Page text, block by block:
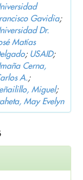
Gavidia;
Dr.
Matías
; USAID;
Cerna,
A.;
Miguel;
May Evelyn